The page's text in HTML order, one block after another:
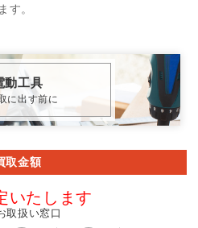
す。
動工具
に出す前に
取金額
いたします
取扱い窓口